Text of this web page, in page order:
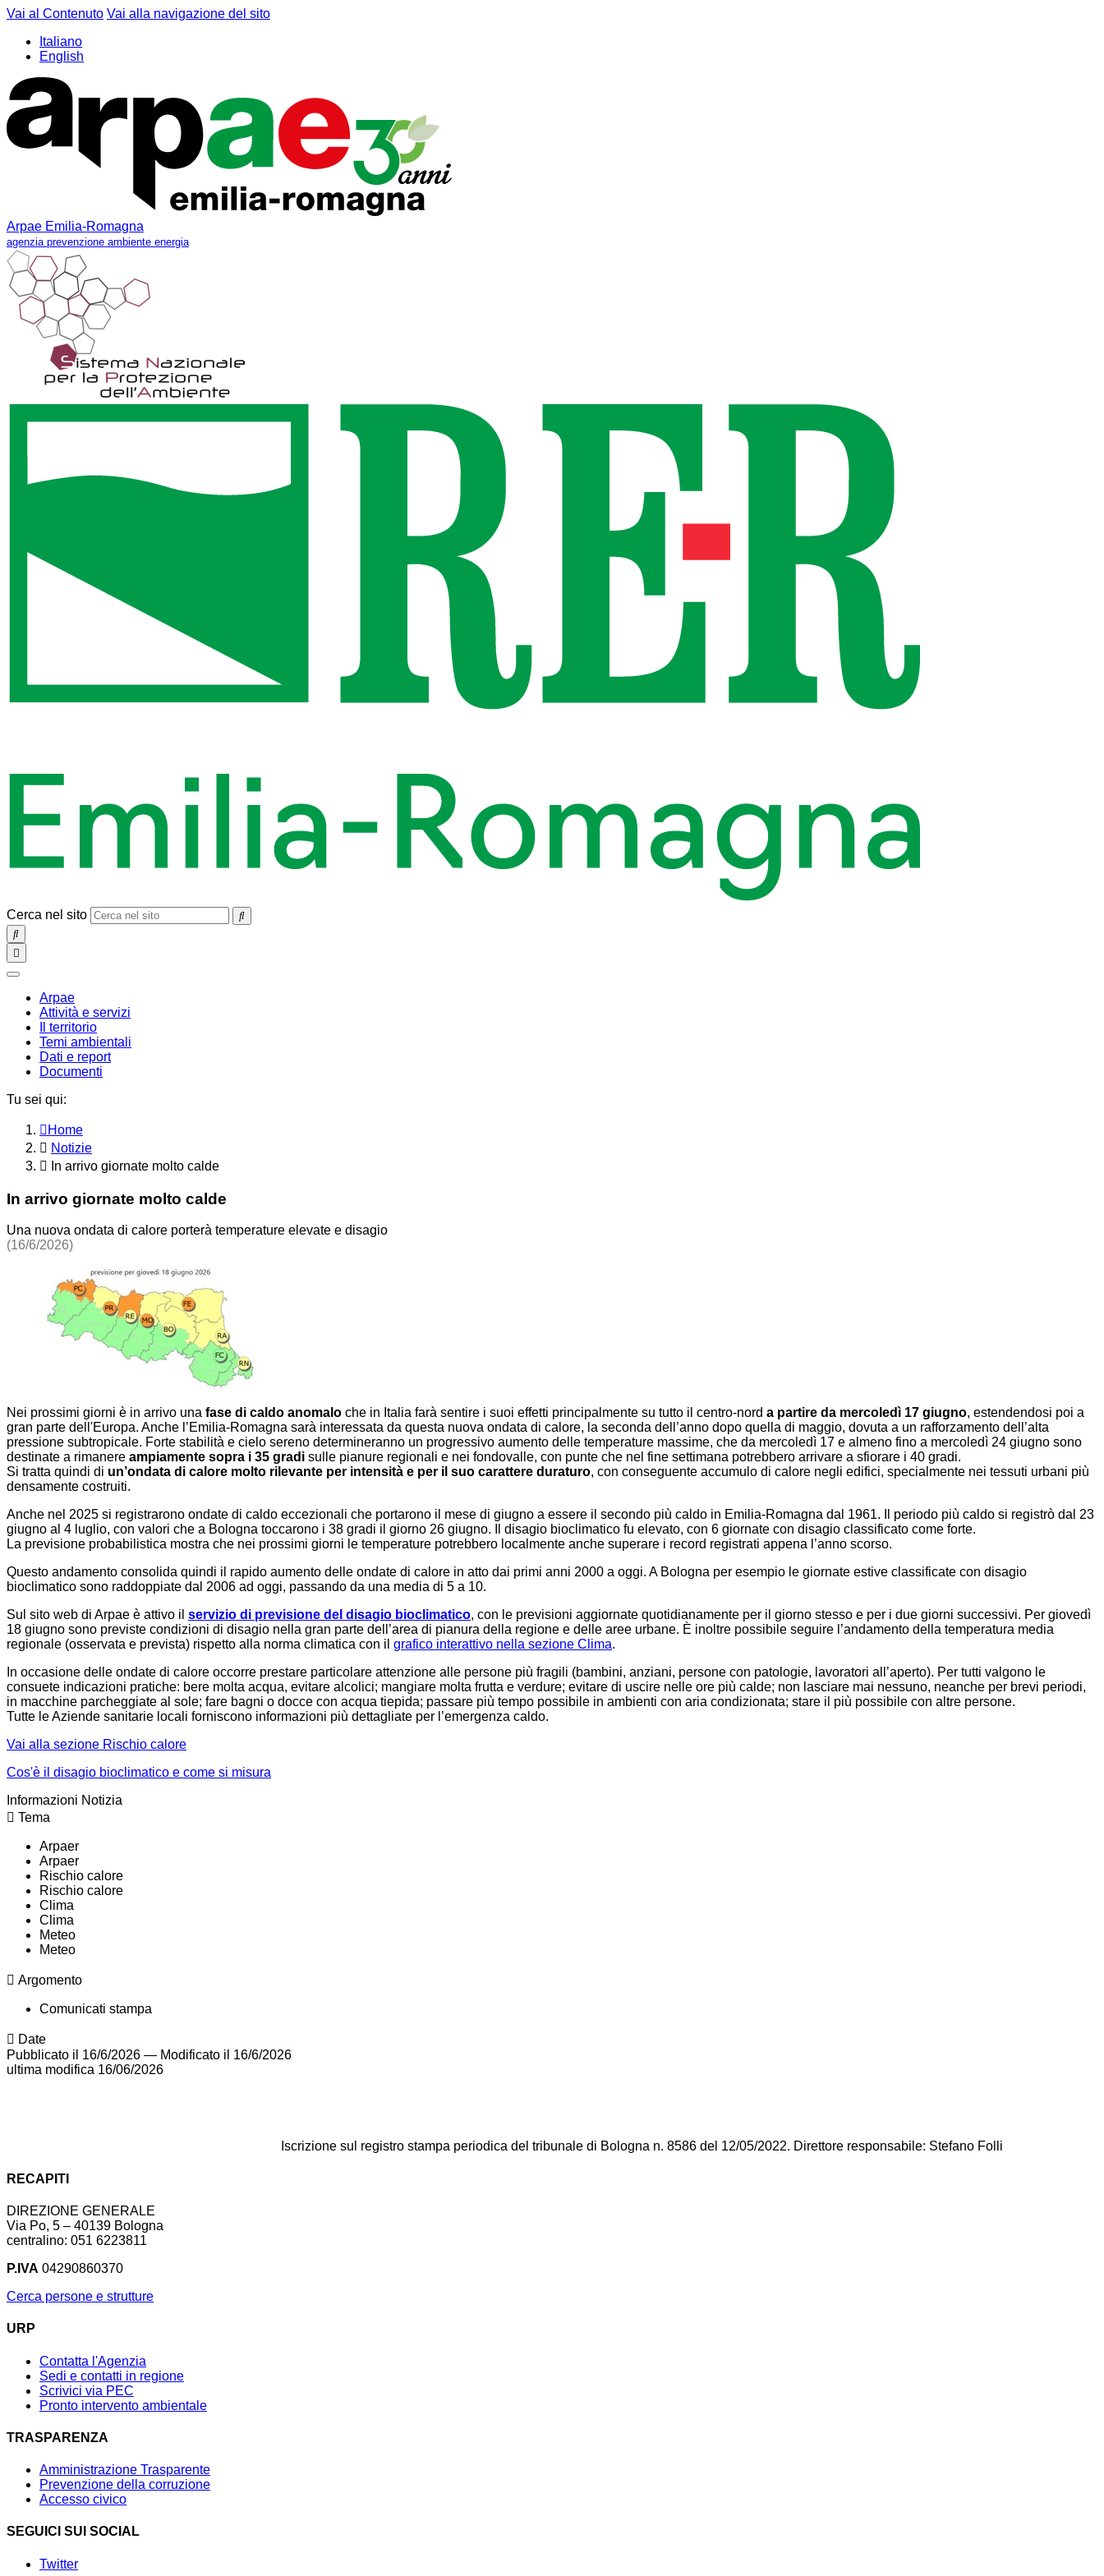
Vai al Contenuto Vai alla navigazione del sito
Italiano
English
Arpae Emilia-Romagna
agenzia prevenzione ambiente energia
Cerca nel sito
SEARCH
Toggle
navigation
chiudi
Arpae
Attività e servizi
Il territorio
Temi ambientali
Dati e report
Documenti
Tu sei qui:
Home
Notizie
In arrivo giornate molto calde
In arrivo giornate molto calde
Una nuova ondata di calore porterà temperature elevate e disagio
(16/6/2026)
Nei prossimi giorni è in arrivo una fase di caldo anomalo che in Italia farà sentire i suoi effetti principalmente su tutto il centro-nord a partire da mercoledì 17 giugno, estendendosi poi a
gran parte dell'Europa. Anche l’Emilia-Romagna sarà interessata da questa nuova ondata di calore, la seconda dell’anno dopo quella di maggio, dovuta a un rafforzamento dell’alta
pressione subtropicale. Forte stabilità e cielo sereno determineranno un progressivo aumento delle temperature massime, che da mercoledì 17 e almeno fino a mercoledì 24 giugno sono
destinate a rimanere ampiamente sopra i 35 gradi sulle pianure regionali e nei fondovalle, con punte che nel fine settimana potrebbero arrivare a sfiorare i 40 gradi.
Si tratta quindi di un’ondata di calore molto rilevante per intensità e per il suo carattere duraturo, con conseguente accumulo di calore negli edifici, specialmente nei tessuti urbani più
densamente costruiti.
Anche nel 2025 si registrarono ondate di caldo eccezionali che portarono il mese di giugno a essere il secondo più caldo in Emilia-Romagna dal 1961. Il periodo più caldo si registrò dal 23
giugno al 4 luglio, con valori che a Bologna toccarono i 38 gradi il giorno 26 giugno. Il disagio bioclimatico fu elevato, con 6 giornate con disagio classificato come forte.
La previsione probabilistica mostra che nei prossimi giorni le temperature potrebbero localmente anche superare i record registrati appena l’anno scorso.
Questo andamento consolida quindi il rapido aumento delle ondate di calore in atto dai primi anni 2000 a oggi. A Bologna per esempio le giornate estive classificate con disagio
bioclimatico sono raddoppiate dal 2006 ad oggi, passando da una media di 5 a 10.
Sul sito web di Arpae è attivo il servizio di previsione del disagio bioclimatico, con le previsioni aggiornate quotidianamente per il giorno stesso e per i due giorni successivi. Per giovedì
18 giugno sono previste condizioni di disagio nella gran parte dell’area di pianura della regione e delle aree urbane. È inoltre possibile seguire l’andamento della temperatura media
regionale (osservata e prevista) rispetto alla norma climatica con il grafico interattivo nella sezione Clima.
In occasione delle ondate di calore occorre prestare particolare attenzione alle persone più fragili (bambini, anziani, persone con patologie, lavoratori all’aperto). Per tutti valgono le
consuete indicazioni pratiche: bere molta acqua, evitare alcolici; mangiare molta frutta e verdure; evitare di uscire nelle ore più calde; non lasciare mai nessuno, neanche per brevi periodi,
in macchine parcheggiate al sole; fare bagni o docce con acqua tiepida; passare più tempo possibile in ambienti con aria condizionata; stare il più possibile con altre persone.
Tutte le Aziende sanitarie locali forniscono informazioni più dettagliate per l’emergenza caldo.
Vai alla sezione Rischio calore
Cos'è il disagio bioclimatico e come si misura
Informazioni Notizia
Tema
Arpaer
Arpaer
Rischio calore
Rischio calore
Clima
Clima
Meteo
Meteo
Argomento
Comunicati stampa
Date
Pubblicato il 16/6/2026 — Modificato il 16/6/2026
ultima modifica 16/06/2026
Iscrizione sul registro stampa periodica del tribunale di Bologna n. 8586 del 12/05/2022. Direttore responsabile: Stefano Folli
RECAPITI
DIREZIONE GENERALE
Via Po, 5 – 40139 Bologna
centralino: 051 6223811
P.IVA 04290860370
Cerca persone e strutture
URP
Contatta l'Agenzia
Sedi e contatti in regione
Scrivici via PEC
Pronto intervento ambientale
TRASPARENZA
Amministrazione Trasparente
Prevenzione della corruzione
Accesso civico
SEGUICI SUI SOCIAL
Twitter